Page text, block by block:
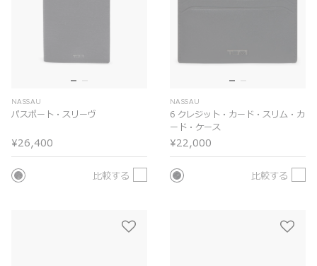
NASSAU
パスポート・スリーヴ
¥26,400
比較する
NASSAU
6 クレジット・カード・スリム・カ
ード・ケース
¥22,000
比較する